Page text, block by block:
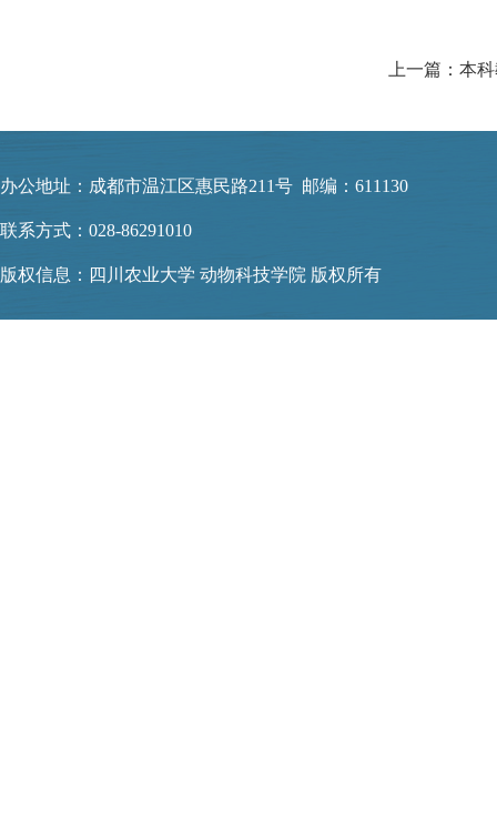
上一篇：本
办公地址：成都市温江区惠民路211号 邮编：611130
联系方式：028-86291010
版权信息：四川农业大学 动物科技学院 版权所有